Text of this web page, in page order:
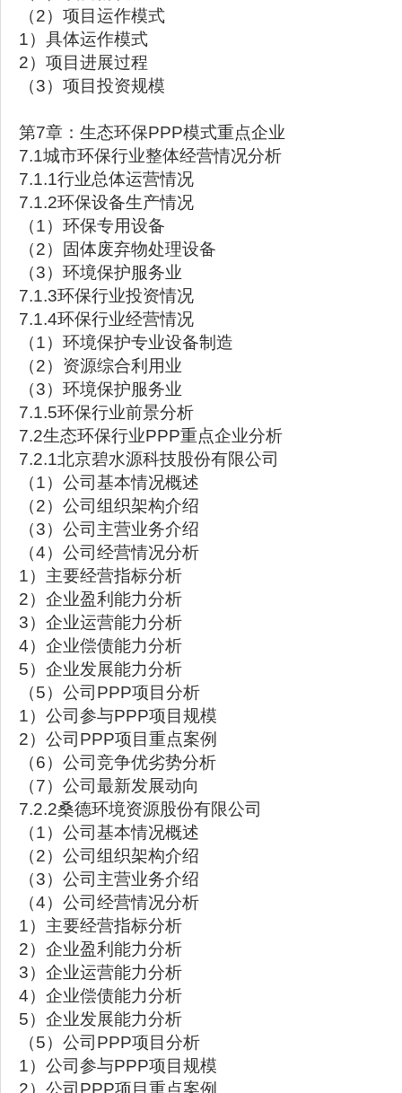
（2）项目运作模式
1）具体运作模式
2）项目进展过程
（3）项目投资规模
第7章：生态环保PPP模式重点企业
7.1城市环保行业整体经营情况分析
7.1.1行业总体运营情况
7.1.2环保设备生产情况
（1）环保专用设备
（2）固体废弃物处理设备
（3）环境保护服务业
7.1.3环保行业投资情况
7.1.4环保行业经营情况
（1）环境保护专业设备制造
（2）资源综合利用业
（3）环境保护服务业
7.1.5环保行业前景分析
7.2生态环保行业PPP重点企业分析
7.2.1北京碧水源科技股份有限公司
（1）公司基本情况概述
（2）公司组织架构介绍
（3）公司主营业务介绍
（4）公司经营情况分析
1）主要经营指标分析
2）企业盈利能力分析
3）企业运营能力分析
4）企业偿债能力分析
5）企业发展能力分析
（5）公司PPP项目分析
1）公司参与PPP项目规模
2）公司PPP项目重点案例
（6）公司竞争优劣势分析
（7）公司最新发展动向
7.2.2桑德环境资源股份有限公司
（1）公司基本情况概述
（2）公司组织架构介绍
（3）公司主营业务介绍
（4）公司经营情况分析
1）主要经营指标分析
2）企业盈利能力分析
3）企业运营能力分析
4）企业偿债能力分析
5）企业发展能力分析
（5）公司PPP项目分析
1）公司参与PPP项目规模
2）公司PPP项目重点案例